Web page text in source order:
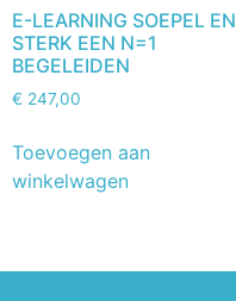
E-LEARNING SOEPEL EN
STERK EEN N=1
BEGELEIDEN
€ 247,00
Toevoegen aan
winkelwagen